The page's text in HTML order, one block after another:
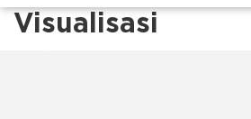
Visualisasi